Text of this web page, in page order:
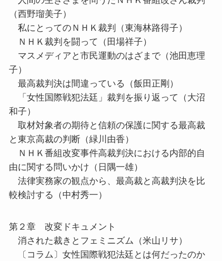
（西野瑠美子）
私にとってのＮＨＫ裁判（東海林路得子）
ＮＨＫ裁判を闘って（田場祥子）
マスメディアと市民運動のはざまで（池田恵理
子）
最高裁判決は間違っている（飯田正剛）
「女性国際戦犯法廷」裁判を振り返って（大沼
和子）
取材対象者の期待と信頼の保護に関する最高裁
と東京高裁の判断（緑川由香）
ＮＨＫ番組改変事件高裁判決における内部的自
由に関する問いかけ（日隅一雄）
法律実務家の観点から、最高裁と高裁判決を比
較検討する（中村秀一）
第２章 改変ドキュメント
消された裁きとフェミニズム（米山リサ）
〔コラム〕女性国際戦犯法廷とは何だったのか